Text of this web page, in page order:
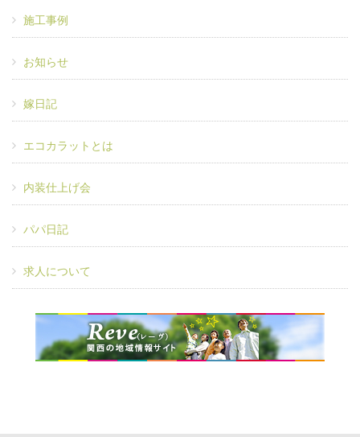
施工事例
お知らせ
嫁日記
エコカラットとは
内装仕上げ会
パパ日記
求人について